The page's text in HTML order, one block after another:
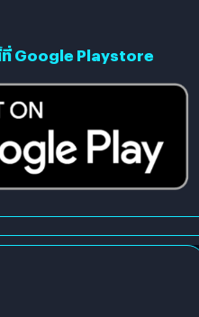
Google Playstore